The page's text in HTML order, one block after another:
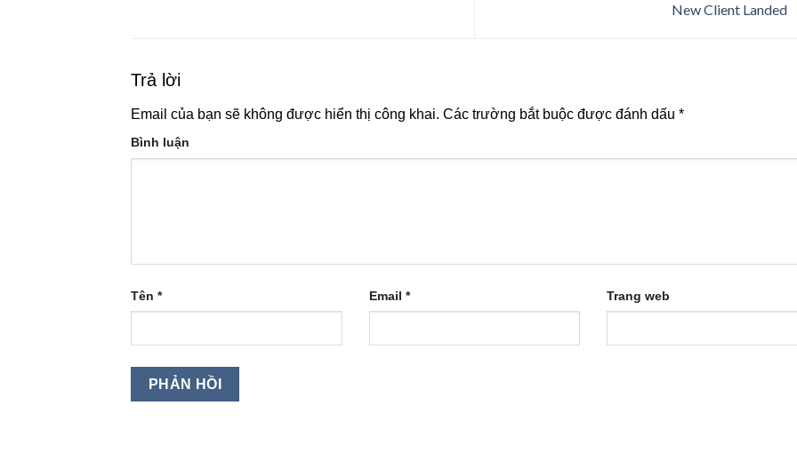
New Client Landed
Trả lời
Email của bạn sẽ không được hiển thị công khai. Các trường bắt buộc được đánh dấu *
Bình luận
Tên * Email * Trang web